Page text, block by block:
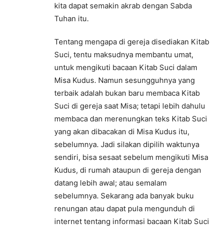
kita dapat semakin akrab dengan Sabda
Tuhan itu.
Tentang mengapa di gereja disediakan Kitab
Suci, tentu maksudnya membantu umat,
untuk mengikuti bacaan Kitab Suci dalam
Misa Kudus. Namun sesungguhnya yang
terbaik adalah bukan baru membaca Kitab
Suci di gereja saat Misa; tetapi lebih dahulu
membaca dan merenungkan teks Kitab Suci
yang akan dibacakan di Misa Kudus itu,
sebelumnya. Jadi silakan dipilih waktunya
sendiri, bisa sesaat sebelum mengikuti Misa
Kudus, di rumah ataupun di gereja dengan
datang lebih awal; atau semalam
sebelumnya. Sekarang ada banyak buku
renungan atau dapat pula mengunduh di
internet tentang informasi bacaan Kitab Suci